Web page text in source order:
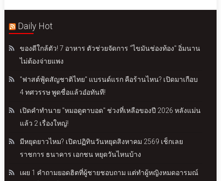
Daily Hot
ของดีใกล้ตัว! 7 อาหาร ตัวช่วยจัดการ "ไขมันช่องท้อง" อิ่มนาน
ไม่ต้องจ่ายแพง
"ฟาสต์ฟู้ดสัญชาติไทย" แบรนด์แรก คือร้านไหน? เปิดมาเกือบ
4 ทศวรรษ พูดชื่อแล้วอ๋อทันที!
เปิดคำทำนาย "หมอดูตาบอด" ช่วงที่เหลือของปี 2026 หลังแม่น
แล้ว 2 เรื่องใหญ่!
มีหยุดยาวไหม? เปิดปฏิทินวันหยุดสิงหาคม 2569 เช็กเลย
ราชการ ธนาคาร เอกชน หยุดวันไหนบ้าง
เผย 1 คำถามยอดฮิตที่ผู้ชายชอบถาม แต่ทำผู้หญิงหมดอารมณ์